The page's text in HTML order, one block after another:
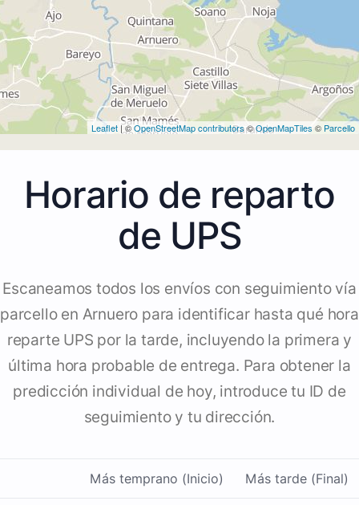
Leaflet | ©OpenStreetMap contributors©OpenMapTiles © Parcello
Horario de reparto
de UPS
Escaneamos todos los envíos con seguimiento vía
parcello en Arnuero para identificar hasta qué hora
reparte UPS por la tarde, incluyendo la primera y
última hora probable de entrega. Para obtener la
predicción individual de hoy, introduce tu ID de
seguimiento y tu dirección.
Más temprano (Inicio) Más tarde (Final)